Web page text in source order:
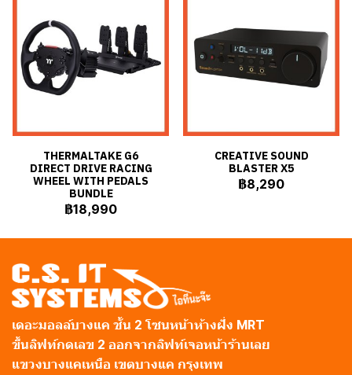
THERMALTAKE G6
DIRECT DRIVE RACING
WHEEL WITH PEDALS
BUNDLE
฿18,990
CREATIVE SOUND
BLASTER X5
฿8,290
เดอะมอลล์บางแค ชั้น 2 โซนหน้าห้างฝั่ง MRT
ขึ้นลิฟท์กดเลข 2 ออกจากลิฟท์เจอหน้าร้านเลย
แขวงบางแคเหนือ เขตบางแค กรุงเทพ